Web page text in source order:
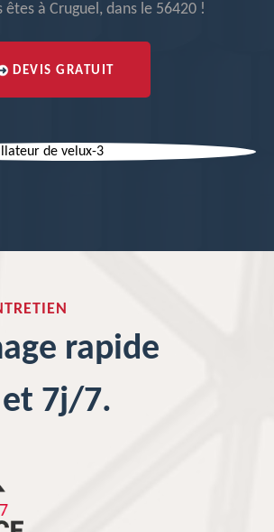
êtes à Cruguel, dans le 56420 !
DEVIS GRATUIT
rapide
7j/7.